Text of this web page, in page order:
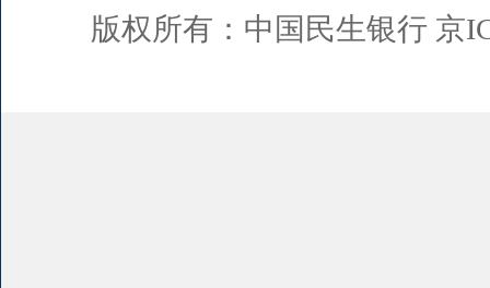
版权所有：中国民生银行 京